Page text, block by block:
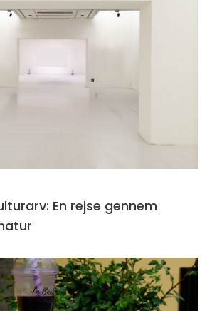
En rejse gennem